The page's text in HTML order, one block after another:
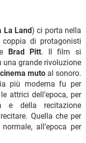
La Land) ci porta nella
di protagonisti
Brad Pitt. Il film si
una grande rivoluzione
cinema muto al sonoro.
più moderna fu per
attrici dell’epoca, per
e della recitazione
Quella che per
all’epoca per